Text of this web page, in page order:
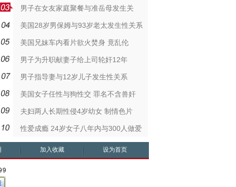
男子在女友家庭聚餐与准岳母发生关
美国28岁男保姆与93岁老太发生性关系
美国兄妹车内看片欲火焚身 竟乱伦
男子为升职献妻子给上司轮奸12年
男子指导妻与12岁儿子发生性关系
美国女子任性与狗性交 罪名不含兽奸
夫妇两人长期性侵4岁幼女 制情色片
性爱成瘾 24岁女子八年内与300人做爱
加入收藏 设为首页